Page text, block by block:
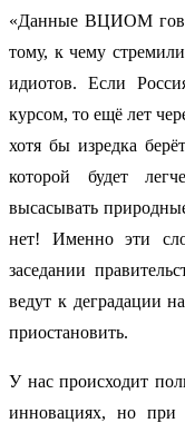
«Данные ВЦИОМ
тому, к чему
идиотов. Если
курсом, то ещё лет
хотя бы изредка
которой будет
высасывать
нет! Именно эти
заседании
ведут к деградации
приостановить.
У нас происходит
инновациях, но при